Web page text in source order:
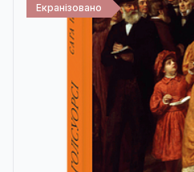
Екранізовано